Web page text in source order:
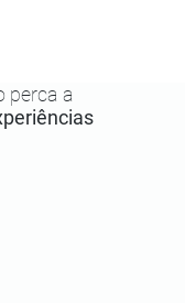
perca a